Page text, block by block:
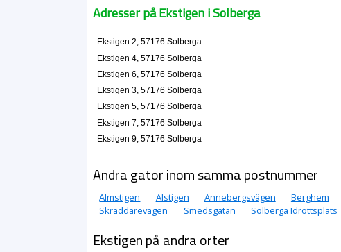
Adresser på Ekstigen i Solberga
Ekstigen 2, 57176 Solberga
Ekstigen 4, 57176 Solberga
Ekstigen 6, 57176 Solberga
Ekstigen 3, 57176 Solberga
Ekstigen 5, 57176 Solberga
Ekstigen 7, 57176 Solberga
Ekstigen 9, 57176 Solberga
Andra gator inom samma postnummer
Almstigen Alstigen Annebergsvägen Berghem
Skräddarevägen
Smedsgatan Solberga Idrottsplats
Ekstigen på andra orter